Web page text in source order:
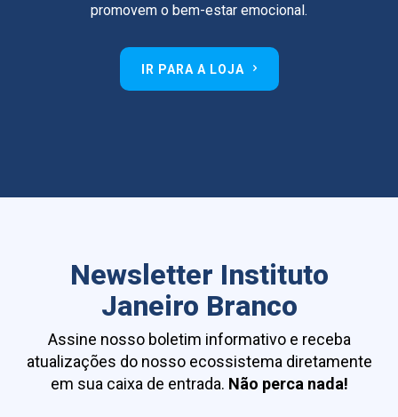
promovem o bem-estar emocional.
IR PARA A LOJA
Newsletter Instituto
Janeiro Branco
Assine nosso boletim informativo e receba
atualizações do nosso ecossistema diretamente
em sua caixa de entrada. Não perca nada!